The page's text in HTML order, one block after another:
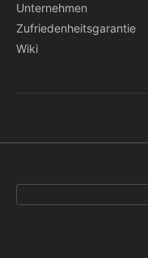
Unternehmen
Zufriedenheitsgarantie
Wiki